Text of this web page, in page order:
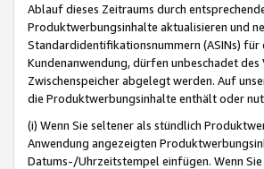
Ablauf dieses Zeitraums durch
Produktwerbungsinhalte aktualisieren und
Standardidentifikationsnummern (ASINs) für
Kundenanwendung, dürfen unbeschadet
Zwischenspeicher abgelegt werden. Auf
die Produktwerbungsinhalte enthält oder
(i) Wenn Sie seltener als stündlich
Anwendung angezeigten
Datums-/Uhrzeitstempel einfügen. Wenn